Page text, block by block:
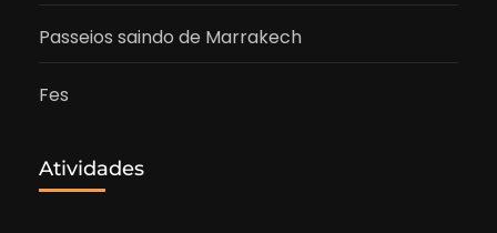
Passeios saindo de Marrakech
Fes
Atividades